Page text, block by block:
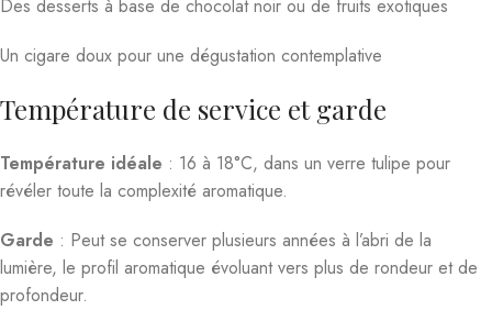
Des desserts à base de chocolat noir ou de fruits exotiques
Un cigare doux pour une dégustation contemplative
Température de service et garde
Température idéale : 16 à 18°C, dans un verre tulipe pour
révéler toute la complexité aromatique.
Garde : Peut se conserver plusieurs années à l’abri de la
lumière, le profil aromatique évoluant vers plus de rondeur et de
profondeur.